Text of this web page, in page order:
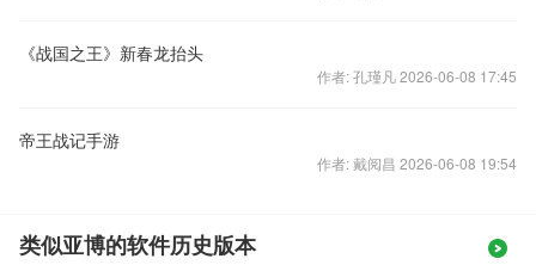
《战国之王》新春龙抬头
作者: 孔瑾凡 2026-06-08 17:45
帝王战记手游
作者: 戴阅昌 2026-06-08 19:54
类似亚博的软件历史版本